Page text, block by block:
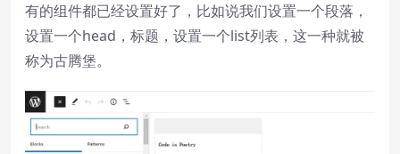
有的组件都已经设置好了，比如说我们设置一个段落，
设置一个head，标题，设置一个list列表，这一种就被
称为古腾堡。